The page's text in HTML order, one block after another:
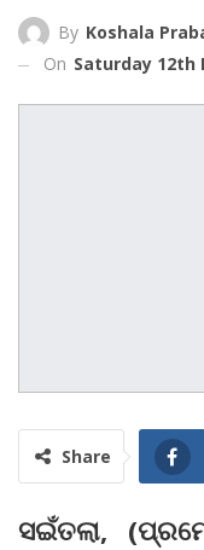
By Koshala
On Saturday 12th
Share
ସଇଁତଲା,